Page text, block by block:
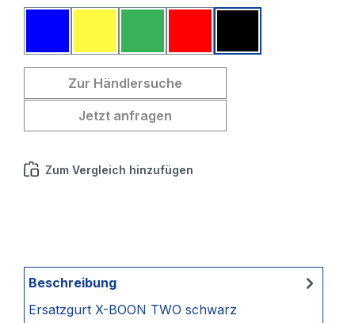
Zur Händlersuche
Jetzt anfragen
Zum Vergleich hinzufügen
Beschreibung
Ersatzgurt X-BOON TWO schwarz